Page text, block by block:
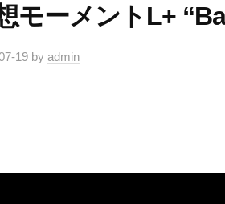
モーメントL+
19 by admin